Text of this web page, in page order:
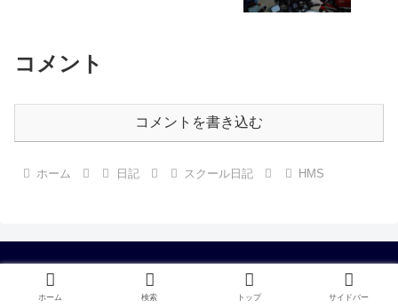
コメント
コメントを書き込む
ホーム 日記 スクール日記 HMS
trx850.jp
ホーム 検索 トップ サイドバー